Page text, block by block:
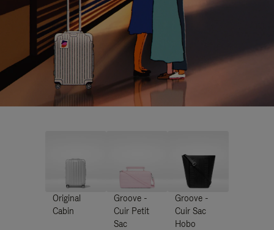
Original
Cabin
Groove -
Cuir Petit
Sac
Groove -
Cuir Sac
Hobo